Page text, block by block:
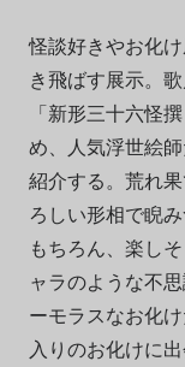
怪談好きやお化
き飛ばす展示。
「新形三十六怪
め、人気浮世絵
紹介する。荒れ
ろしい形相で睨
もちろん、楽し
ャラのような不
ーモラスなお化
入りのお化けに